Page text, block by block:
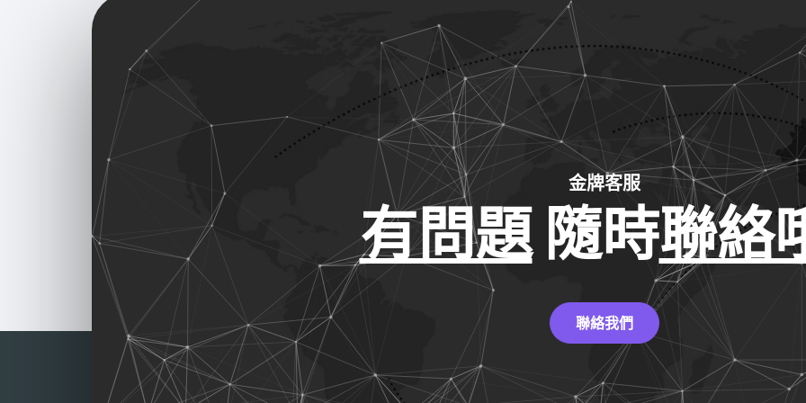
金牌客服
有問題隨時聯絡
聯絡我們